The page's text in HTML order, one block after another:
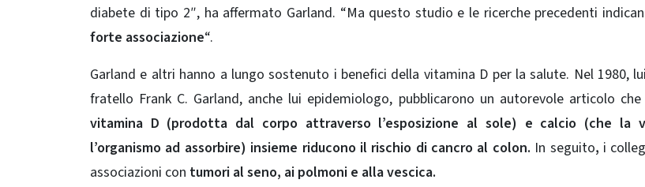
diabete di tipo 2″, ha affermato Garland. “Ma questo studio e le ricerche precedenti
forte associazione“.
Garland e altri hanno a lungo sostenuto i benefici della vitamina D per la salute. Nel 1980,
fratello Frank C. Garland, anche lui epidemiologo, pubblicarono un autorevole articolo
vitamina D (prodotta dal corpo attraverso l’esposizione al sole) e calcio (che la
l’organismo ad assorbire) insieme riducono il rischio di cancro al colon. In seguito, i
associazioni con tumori al seno, ai polmoni e alla vescica.